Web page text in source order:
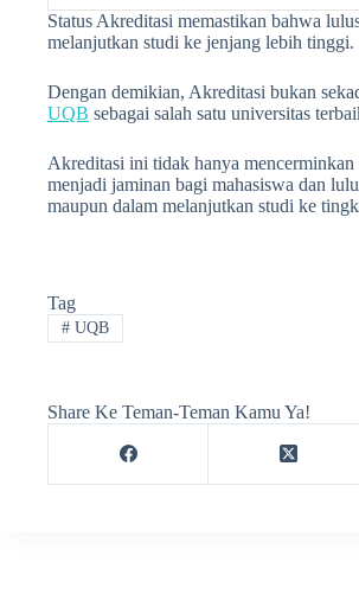
Status Akreditasi memastikan bahwa
melanjutkan studi ke jenjang lebih tinggi.
Dengan demikian, Akreditasi bukan
UQB sebagai salah satu universitas
Akreditasi ini tidak hanya
menjadi jaminan bagi mahasiswa dan
maupun dalam melanjutkan studi ke
Tag
#UQB
Share Ke Teman-Teman Kamu Ya!